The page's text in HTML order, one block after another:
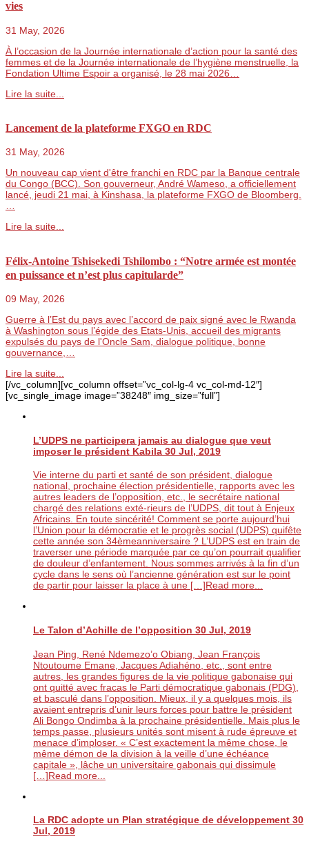
vies
31 May, 2026
À l’occasion de la Journée internationale d’action pour la santé des
femmes et de la Journée internationale de l’hygiène menstruelle, la
Fondation Ultime Espoir a organisé, le 28 mai 2026…
Lire la suite...
Lancement de la plateforme FXGO en RDC
31 May, 2026
Un nouveau cap vient d'être franchi en RDC par la Banque centrale
du Congo (BCC). Son gouverneur, André Wameso, a officiellement
lancé, jeudi 21 mai, à Kinshasa, la plateforme FXGO de Bloomberg.
…
Lire la suite...
Félix-Antoine Tshisekedi Tshilombo : “Notre armée est montée
en puissance et n’est plus capitularde”
09 May, 2026
Guerre à l’Est du pays avec l’accord de paix signé avec le Rwanda
à Washington sous l’égide des Etats-Unis, accueil des migrants
expulsés du pays de l'Oncle Sam, dialogue politique, bonne
gouvernance,…
Lire la suite...
[/vc_column][vc_column offset=”vc_col-lg-4 vc_col-md-12″]
[vc_single_image image=”38248″ img_size=”full”]
L’UDPS ne participera jamais au dialogue que veut
imposer le président Kabila 30 Jul, 2019
Vie interne du parti et santé de son président, dialogue
national, prochaine élection présidentielle, rapports avec les
autres leaders de l’opposition, etc., le secrétaire national
chargé des relations exté-rieurs de l’UDPS, dit tout à Enjeux
Africains. En toute sincérité! Comment se porte aujourd’hui
l’Union pour la démocratie et le progrès social (UDPS) quifête
cette année son 34èmeanniversaire ? L’UDPS est en train de
traverser une période marquée par ce qu’on pourrait qualifier
de douleur d’enfantement. Nous sommes arrivés à la fin d’un
cycle dans le sens où l’ancienne génération est sur le point
de partir pour laisser la place à une […]Read more...
Le Talon d’Achille de l’opposition 30 Jul, 2019
Jean Ping, René Ndemezo’o Obiang, Jean François
Ntoutoume Emane, Jacques Adiahéno, etc., sont entre
autres, les grandes figures de la vie politique gabonaise qui
ont quitté avec fracas le Parti démocratique gabonais (PDG),
et basculé dans l’opposition. Mieux, il y a quelques mois, ils
avaient entrepris d’unir leurs forces pour battre le président
Ali Bongo Ondimba à la prochaine présidentielle. Mais plus le
temps passe, plusieurs unités sont misent à rude épreuve et
menace d’imploser. « C’est exactement la même chose, le
même démon de la division à la veille d’une échéance
capitale », lâche un universitaire gabonais qui dissimule
[…]Read more...
La RDC adopte un Plan stratégique de développement 30
Jul, 2019